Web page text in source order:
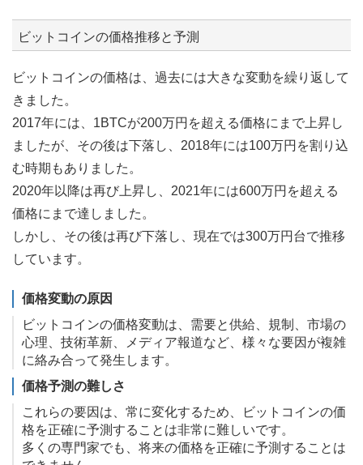
ビットコインの価格推移と予測
ビットコインの価格は、過去には大きな変動を繰り返して
きました。
2017年には、1BTCが200万円を超える価格にまで上昇し
ましたが、その後は下落し、2018年には100万円を割り込
む時期もありました。
2020年以降は再び上昇し、2021年には600万円を超える
価格にまで達しました。
しかし、その後は再び下落し、現在では300万円台で推移
しています。
価格変動の原因
ビットコインの価格変動は、需要と供給、規制、市場の
心理、技術革新、メディア報道など、様々な要因が複雑
に絡み合って発生します。
価格予測の難しさ
これらの要因は、常に変化するため、ビットコインの価
格を正確に予測することは非常に難しいです。
多くの専門家でも、将来の価格を正確に予測することは